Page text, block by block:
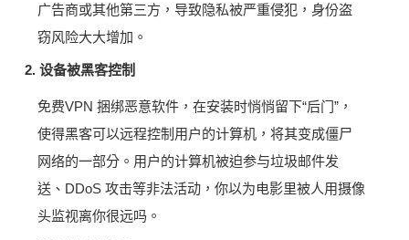
广告商或其他第三方，导致隐私被严重侵犯，身份盗
窃风险大大增加。
2. 设备被黑客控制
免费VPN 捆绑恶意软件，在安装时悄悄留下“后门”，
使得黑客可以远程控制用户的计算机，将其变成僵尸
网络的一部分。用户的计算机被迫参与垃圾邮件发
送、DDoS 攻击等非法活动，你以为电影里被人用摄像
头监视离你很远吗。